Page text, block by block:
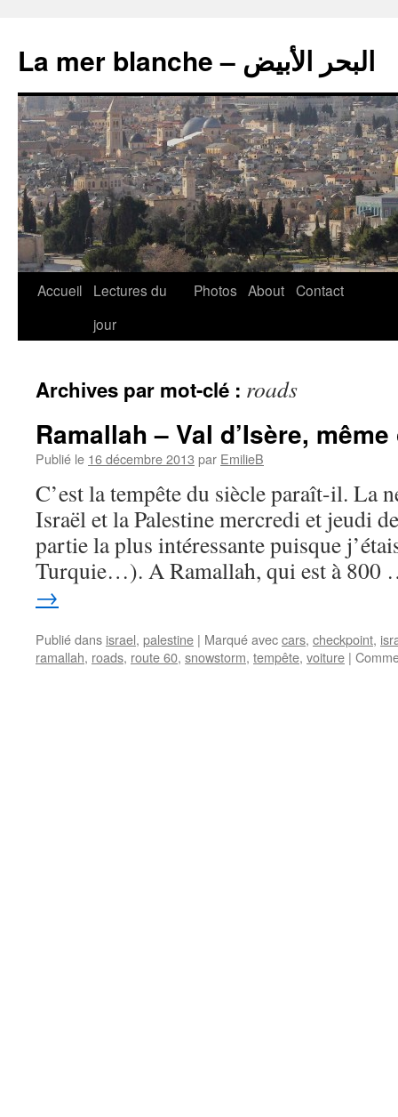
La mer blanche – البحر الأبيض
Accueil
Lectures du
jour
Photos About Contact
Archives par mot-clé : roads
Ramallah – Val d’Isère,
Publié le 16 décembre 2013 par EmilieB
C’est la tempête du siècle paraît-il. La
Israël et la Palestine mercredi et jeudi
partie la plus intéressante puisque
Turquie…). A Ramallah, qui est à
→
Publié dans israel, palestine | Marqué aveccars, checkpoint,
ramallah, roads, route 60, snowstorm, tempête, voiture |